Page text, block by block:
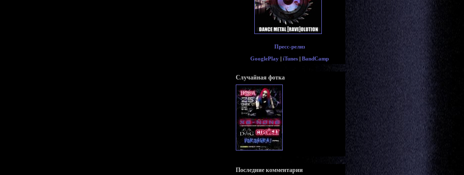
Пресс-релиз
GooglePlay| iTunes| BandCamp
Случайная фотка
Последние комментарии